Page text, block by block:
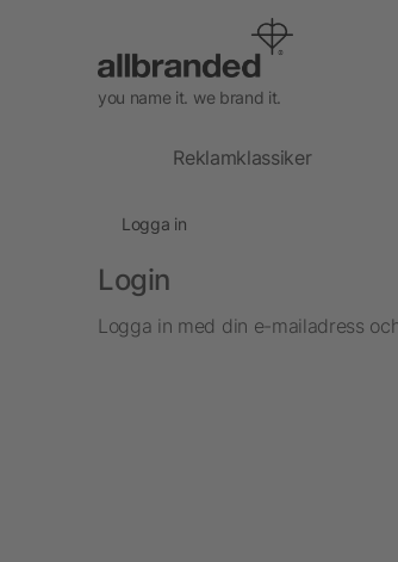
you name it. we brand it.
Reklamklassiker
Logga in
Login
Logga in med din e-mailadress